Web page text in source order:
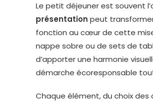
Le petit déjeuner est souvent
présentation peut
fonction au cœur de cette mise
nappe sobre ou de sets de
d’apporter une harmonie
démarche écoresponsable
Chaque élément, du choix